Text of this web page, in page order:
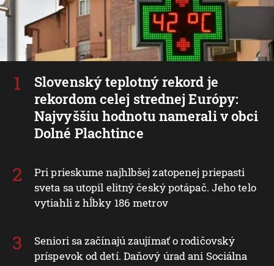
Slovenský teplotný rekord je
rekordom celej strednej Európy:
Najvyššiu hodnotu namerali v obci
Dolné Plachtince
Pri prieskume najhlbšej zatopenej priepasti
sveta sa utopil elitný český potápač. Jeho telo
vytiahli z hĺbky 186 metrov
Seniori sa začínajú zaujímať o rodičovský
príspevok od detí. Daňový úrad ani Sociálna